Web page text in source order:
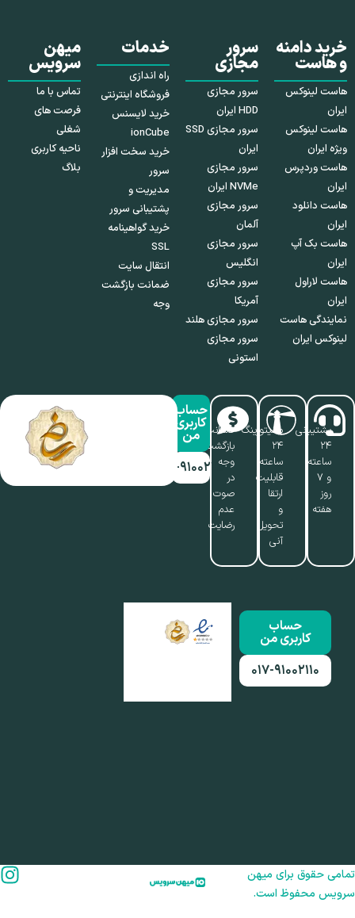
خرید دامنه
و هاست
هاست لینوکس
ایران
هاست لینوکس
ویژه ایران
هاست وردپرس
ایران
هاست دانلود
ایران
هاست بک آپ
ایران
هاست لاراول
ایران
نمایندگی هاست
لینوکس ایران
سرور
مجازی
سرور مجازی
HDD ایران
سرور مجازی SSD
ایران
سرور مجازی
NVMe ایران
سرور مجازی
آلمان
سرور مجازی
انگلیس
سرور مجازی
آمریکا
سرور مجازی هلند
سرور مجازی
استونی
خدمات
راه اندازی
فروشگاه اینترنتی
خرید لایسنس
ionCube
خرید سخت افزار
سرور
مدیریت و
پشتیبانی سرور
خرید گواهینامه
SSL
انتقال سایت
ضمانت بازگشت
وجه
میهن
سرویس
تماس با ما
فرصت های
شغلی
ناحیه کاربری
بلاگ
پشتیبانی
۲۴
ساعته
و ۷
روز
هفته
مانیتورینگ
۲۴
ساعته،
قابلیت
ارتقا
تحویل
آنی
ضمانت
بازگشت
وجه
در
صوت
عدم
رضایت
حساب
کاربری
من
۰۱۷-۹۱۰۰۲۱۱۰
حساب
کاربری من
۰۱۷-۹۱۰۰۲۱۱۰
حقوق برای میهن
محفوظ است.